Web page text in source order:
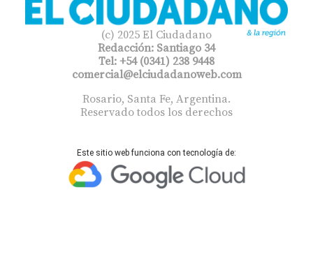
(c) 2025 El Ciudadano
Redacción: Santiago 34
Tel: +54 (0341) 238 9448
comercial@elciudadanoweb.com​
Rosario, Santa Fe, Argentina.
Reservado todos los derechos
Este sitio web funciona con tecnología de: